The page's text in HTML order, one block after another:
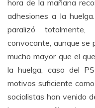
hora de la mañana
adhesiones a la
paralizó
convocante, aunque se
mucho mayor que el
la huelga, caso del
motivos suficiente
socialistas han venido